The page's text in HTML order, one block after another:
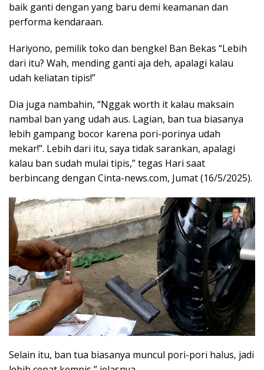
n
s
i
r
a
i
!
baik ganti dengan yang baru demi keamanan dan
performa kendaraan.
Hariyono, pemilik toko dan bengkel Ban Bekas “Lebih
dari itu? Wah, mending ganti aja deh, apalagi kalau
udah keliatan tipis!”
Dia juga nambahin, “Nggak worth it kalau maksain
nambal ban yang udah aus. Lagian, ban tua biasanya
lebih gampang bocor karena pori-porinya udah
mekar!”. Lebih dari itu, saya tidak sarankan, apalagi
kalau ban sudah mulai tipis,” tegas Hari saat
berbincang dengan Cinta-news.com, Jumat (16/5/2025).
Selain itu, ban tua biasanya muncul pori-pori halus, jadi